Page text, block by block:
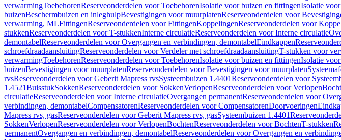
verwarmingToebehorenReserveonderdelen voor ToebehorenIsolatie voor buizen en fittingenIsolatie
buizenBeschermbuizen en inleghulpBevestigingen voor muurplatenReserveonderdelen voor
verwarming, MLFittingenReserveonderdelen voor FittingenKoppelingenReserveonderdelen voor
stukkenReserveonderdelen voor T-stukkenInterne circulatieReserveonderdelen voor Interne circulatie
demontabelReserveonderdelen voor Overgangen en verbindingen, demontabelEindkappen
schroefdraadaansluitingReserveonderdelen voor Verdeler met schroefdraadaansluitingT-stukken voor
verwarmingToebehorenReserveonderdelen voor ToebehorenIsolatie voor buizen en fittingenIsolatie
buizenBevestigingen voor muurplatenReserveonderdelen voor Bevestigingen voor muurplaten
rvsReserveonderdelen voor Geberit Mapress rvsSysteembuizen 1.4401Reserveonderdelen voor
1.4521BuisstukSokkenReserveonderdelen voor SokkenVerlopenReserveonderdelen voor Verlopen
circulatieReserveonderdelen voor Interne circulatieOvergangen permanentReserveonderdelen voor
verbindingen, demontabelCompensatorenReserveonderdelen voor CompensatorenDoorvoeringen
Mapress rvs, gasReserveonderdelen voor Geberit Mapress rvs, gasSysteembuizen 1.4401
SokkenVerlopenReserveonderdelen voor VerlopenBochtenReserveonderdelen voor BochtenT-stukken
permanentOvergangen en verbindingen, demontabelReserveonderdelen voor Overgangen en